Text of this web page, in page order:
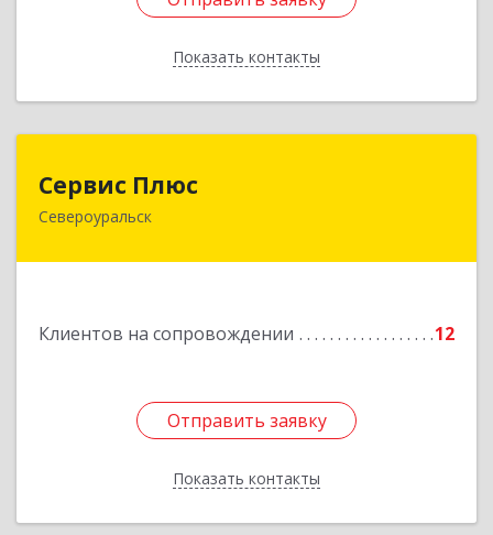
Показать контакты
Назад
Сервис Плюс
Североуральск
Клиентов на сопровождении 12
Отправить заявку
Показать контакты
624480, Свердловская обл, Североуральск г,
Отправить заявку
Назад